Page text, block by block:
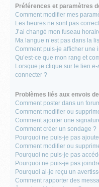
Préférences et paramètres
Comment modifier mes
Les heures ne sont pas
J’ai changé mon fuseau
Ma langue n’est pas dans la
Comment puis-je afficher une
Qu’est-ce que mon rang et
Lorsque je clique sur le lien e-
connecter ?
Problèmes liés aux envois
Comment poster dans un
Comment modifier ou
Comment ajouter une
Comment créer un sondage ?
Pourquoi ne puis-je pas
Comment modifier ou
Pourquoi ne puis-je pas
Pourquoi ne puis-je pas
Pourquoi ai-je reçu un
Comment rapporter des